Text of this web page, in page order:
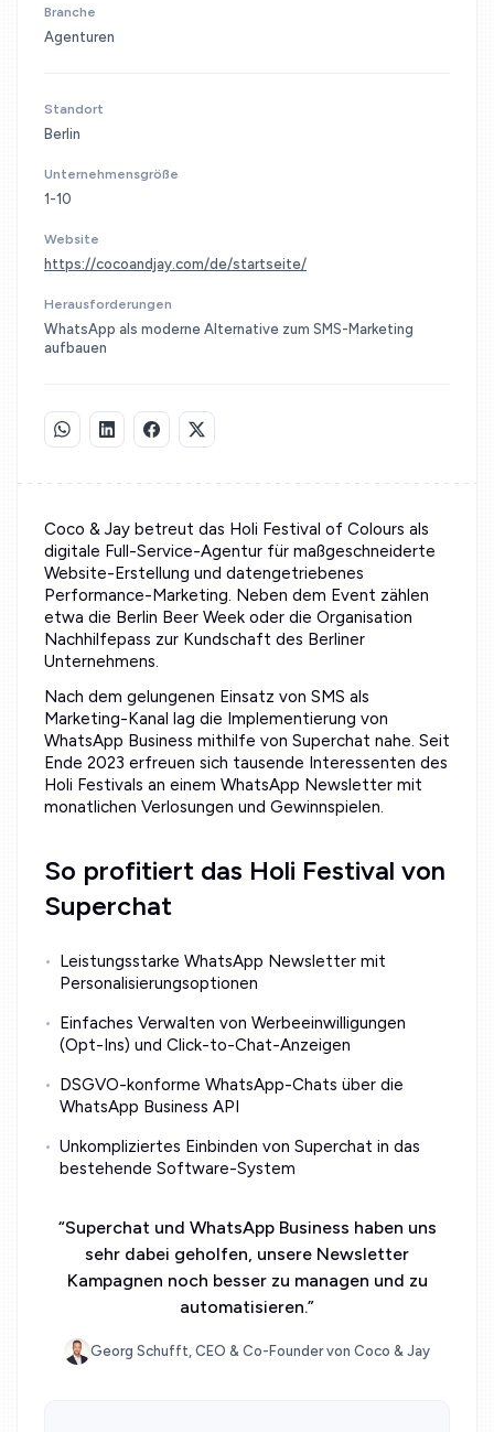
Branche
Agenturen
Standort
Berlin
Unternehmensgröße
1-10
Website
https://cocoandjay.com/de/startseite/
Herausforderungen
WhatsApp als moderne Alternative zum SMS-Marketing
aufbauen
Coco & Jay betreut das Holi Festival of Colours als
digitale Full-Service-Agentur für maßgeschneiderte
Website-Erstellung und datengetriebenes
Performance-Marketing. Neben dem Event zählen
etwa die Berlin Beer Week oder die Organisation
Nachhilfepass zur Kundschaft des Berliner
Unternehmens.
Nach dem gelungenen Einsatz von SMS als
Marketing-Kanal lag die Implementierung von
WhatsApp Business mithilfe von Superchat nahe. Seit
Ende 2023 erfreuen sich tausende Interessenten des
Holi Festivals an einem WhatsApp Newsletter mit
monatlichen Verlosungen und Gewinnspielen.
So profitiert das Holi Festival von
Superchat
Leistungsstarke WhatsApp Newsletter mit
Personalisierungsoptionen
Einfaches Verwalten von Werbeeinwilligungen
(Opt-Ins) und Click-to-Chat-Anzeigen
DSGVO-konforme WhatsApp-Chats über die
WhatsApp Business API
Unkompliziertes Einbinden von Superchat in das
bestehende Software-System
“Superchat und WhatsApp Business haben uns
sehr dabei geholfen, unsere Newsletter
Kampagnen noch besser zu managen und zu
automatisieren.”
Georg Schufft, CEO & Co-Founder von Coco & Jay